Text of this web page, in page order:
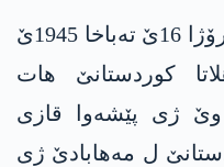
پارتیا دەمۆکراتا کوردستانێ رۆژا 16ێ تەباخا 1945ێ
کوردستانێ هات
وێ ژی پێشەوا قازی
ل مەهابادێ ژی